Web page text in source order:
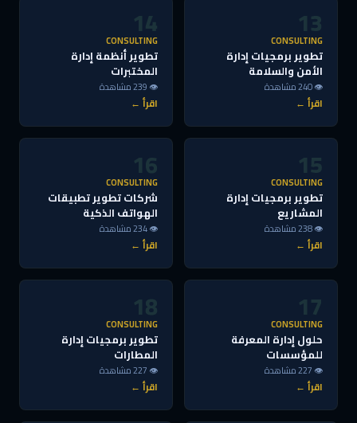
13
CONSULTING
تطوير برمجيات إدارة
الأمن والسلامة
👁 240 مشاهدة
اقرأ ←
14
CONSULTING
تطوير أنظمة إدارة
المختبرات
👁 239 مشاهدة
اقرأ ←
15
CONSULTING
تطوير برمجيات إدارة
المشاريع
👁 238 مشاهدة
اقرأ ←
16
CONSULTING
شركات تطوير تطبيقات
الهواتف الذكية
👁 234 مشاهدة
اقرأ ←
17
CONSULTING
حلول إدارة المعرفة
للمؤسسات
👁 227 مشاهدة
اقرأ ←
18
CONSULTING
تطوير برمجيات إدارة
المطارات
👁 227 مشاهدة
اقرأ ←